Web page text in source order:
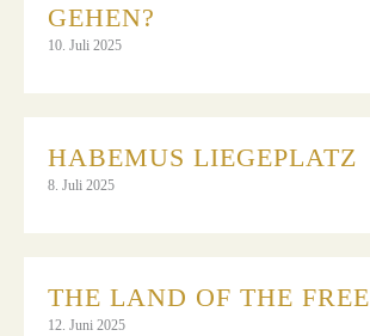
GEHEN?
10. Juli 2025
HABEMUS LIEGEPLATZ
8. Juli 2025
THE LAND OF THE FREE
12. Juni 2025